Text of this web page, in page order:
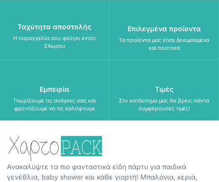
Ταχύτητα αποστολής
Η παραγγελία σου φεύγει εντός
24ωρου
Επιλεγμένα προϊοντα
Τα προϊοντα μας είναι δοκιμασμένα
και ποιοτικά
Εμπειρία
Γνωρίζουμε τις ανάγκες σας και
φροντίζουμε να τις καλύψουμε
Τιμές
Στο κατάστημα μας θα βρεις πάντα
συμφέρουσες τιμές!
Ανακαλύψτε τα πιο φανταστικά είδη πάρτυ για παιδικά
γενέθλια, baby shower και κάθε γιορτή! Μπαλόνια, κεριά,